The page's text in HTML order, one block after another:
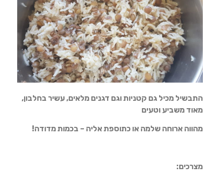
התבשיל מכיל גם קטניות וגם דגנים מלאים, עשיר בחלבון,
מאוד משביע וטעים
מהווה ארוחה שלמה או כתוספת אליה – בכמות מדודה!
מצרכים: